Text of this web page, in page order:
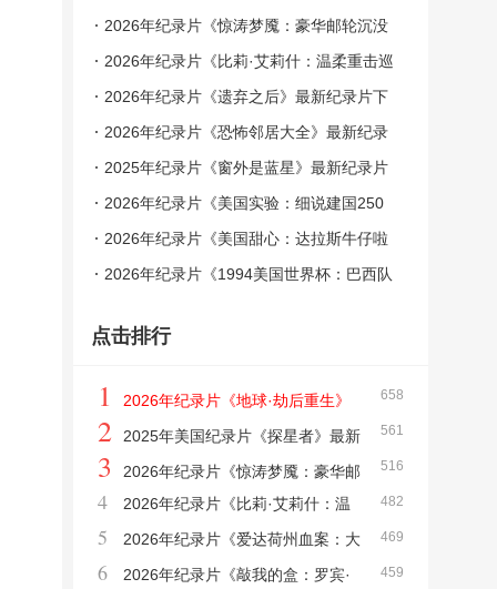
下载
2026年纪录片《惊涛梦魇：豪华邮轮沉没
事件》最新纪录片下载
2026年纪录片《比莉·艾莉什：温柔重击巡
回演唱会电影》最新纪录片下载
2026年纪录片《遗弃之后》最新纪录片下
载
2026年纪录片《恐怖邻居大全》最新纪录
片下载
2025年纪录片《窗外是蓝星》最新纪录片
下载
2026年纪录片《美国实验：细说建国250
年》最新纪录片下载
2026年纪录片《美国甜心：达拉斯牛仔啦
啦队第三季》最新纪录片下载
2026年纪录片《1994美国世界杯：巴西队
点击排行
658
1
2026年纪录片《地球·劫后重生》
最新纪录片下载
561
2
2025年美国纪录片《探星者》最新
纪录片下载
516
3
2026年纪录片《惊涛梦魇：豪华邮
轮沉没事件》最新纪录片下载
482
4
2026年纪录片《比莉·艾莉什：温
柔重击巡回演唱会电影》最新纪录片下载
469
5
2026年纪录片《爱达荷州血案：大
学梦魇》最新纪录片下载
459
6
2026年纪录片《敲我的盒：罗宾·